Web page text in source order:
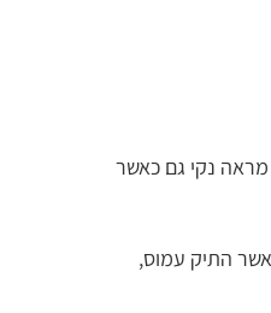
מראה נקי גם כאשר
התיק עמוס,